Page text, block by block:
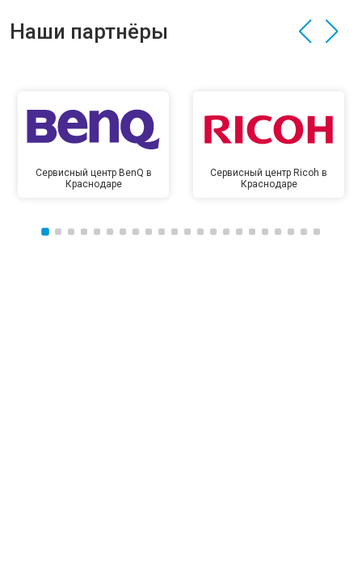
Наши партнёры
Сервисный центр BenQ в
Краснодаре
Сервисный центр Ricoh в
Краснодаре